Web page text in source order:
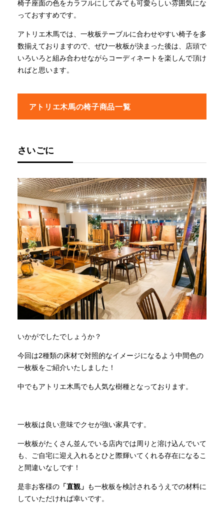
椅子座面の色をカラフルにしてみても可愛らしい雰囲気にな
っておすすめです。
アトリエ木馬では、一枚板テーブルに合わせやすい椅子を多
数揃えておりますので、ぜひ一枚板が決まった後は、店頭で
いろいろと組み合わせながらコーディネートを楽しんで頂け
ればと思います。
アトリエ木馬の椅子商品一覧
さいごに
いかがでしたでしょうか？
今回は2種類の床材で対照的なイメージになるよう中間色の
一枚板をご紹介いたしました！
中でもアトリエ木馬でも人気な樹種となっております。
一枚板は良い意味でクセが強い家具です。
一枚板がたくさん並んでいる店内では周りと溶け込んでいて
も、ご自宅に迎え入れるとひと際輝いてくれる存在になるこ
と間違いなしです！
是非お客様の 「直観」 も一枚板を検討されるうえでの材料に
していただければ幸いです。